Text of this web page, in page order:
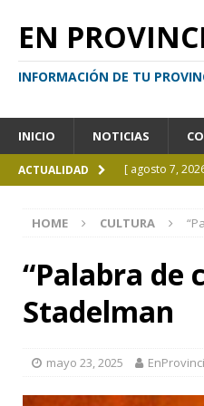
EN
INFORMACIÓN DE TU
INICIO NOTICIAS
ACTUALIDAD [ agosto 7,
[ agosto 6,
[ agosto 6,
HOME CULTURA
“Palabra de
Stadelman
mayo 23, 2025